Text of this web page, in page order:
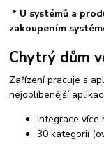
* U systémů a
zakoupením
Chytrý dům
Zařízení pracuje s
nejoblíbenější
integrace více
30 kategorií